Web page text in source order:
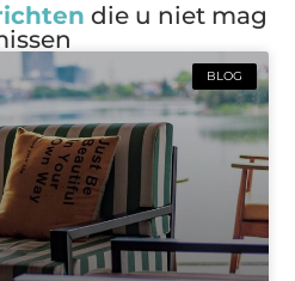
die u niet mag
BLOG